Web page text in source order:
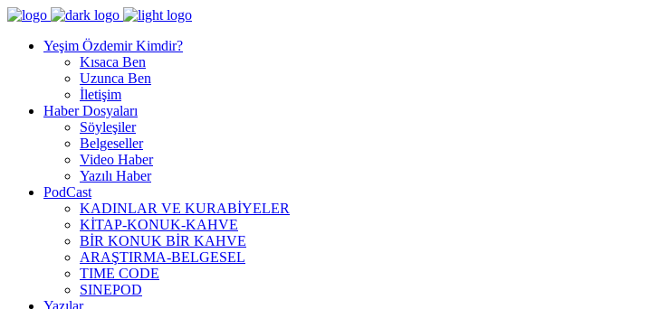
Yeşim Özdemir Kimdir?
Kısaca Ben
Uzunca Ben
İletişim
Haber Dosyaları
Söyleşiler
Belgeseller
Video Haber
Yazılı Haber
PodCast
KADINLAR VE KURABİYELER
KİTAP-KONUK-KAHVE
BİR KONUK BİR KAHVE
ARAŞTIRMA-BELGESEL
TIME CODE
SINEPOD
Yazılar